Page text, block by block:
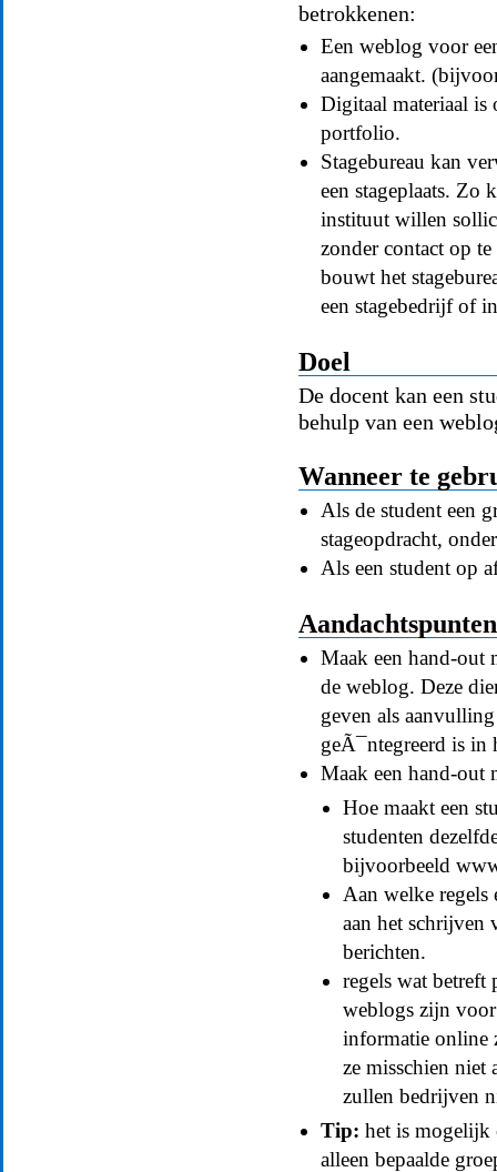
betrokkenen:
Een weblog voor
aangemaakt.
Digitaal materiaal is
portfolio.
Stagebureau kan
een stageplaats. Zo
instituut willen
zonder contact op
bouwt het
een stagebedrijf of
Doel
De docent kan een
behulp van een
Wanneer te
Als de student een
stageopdracht,
Als een student op
Maak een hand-out
de weblog. Deze
geven als
geÃ¯ntegreerd is in
Maak een hand-out
Hoe maakt een
studenten
bijvoorbeeld
Aan welke
aan het schrijven
berichten.
regels wat
weblogs zijn
informatie online
ze misschien
zullen bedrijven
Tip: het is mogelijk
alleen bepaalde